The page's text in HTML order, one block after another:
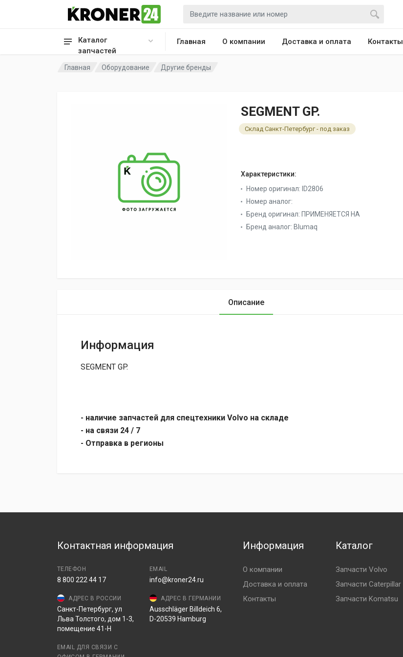
Каталог
запчастей
Главная О компании Доставка и оплата Контакты
Главная Оборудование Другие бренды
SEGMENT GP.
Склад Санкт-Петербург - под заказ
Характеристики:
Номер оригинал: ID2806
Номер аналог:
Бренд оригинал: ПРИМЕНЯЕТСЯ НА
Бренд аналог: Blumaq
Описание
Информация
SEGMENT GP.
- наличие запчастей для спецтехники Volvo на складе
- на связи 24 / 7
- Отправка в регионы
Контактная информация
ТЕЛЕФОН
8 800 222 44 17
EMAIL
info@kroner24.ru
АДРЕС В РОССИИ
Санкт-Петербург, ул
Льва Толстого, дом 1-3,
помещение 41-Н
АДРЕС В ГЕРМАНИИ
Ausschläger Billdeich 6,
D-20539 Hamburg
EMAIL ДЛЯ СВЯЗИ С
Информация
О компании
Доставка и оплата
Контакты
Каталог
Запчасти Volvo
Запчасти Caterpillar
Запчасти Komatsu